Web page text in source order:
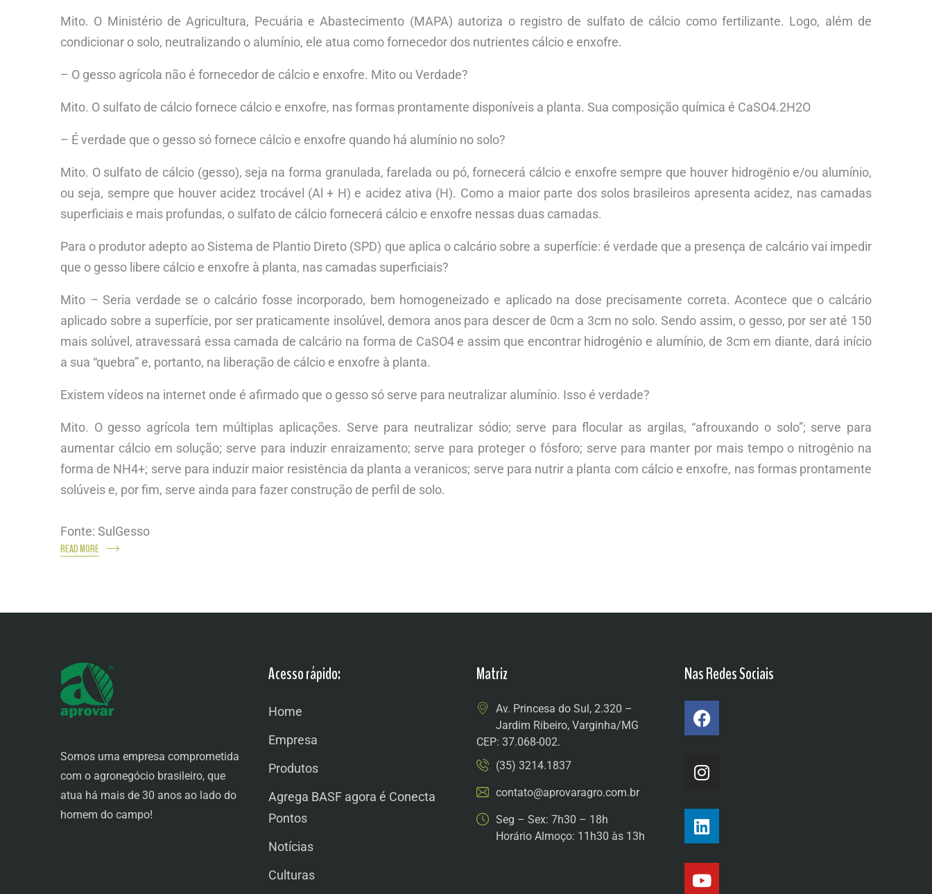
Mito. O Ministério de Agricultura, Pecuária e Abastecimento (MAPA) autoriza o registro de sulfato de cálcio como fertilizante. Logo, além de
condicionar o solo, neutralizando o alumínio, ele atua como fornecedor dos nutrientes cálcio e enxofre.
– O gesso agrícola não é fornecedor de cálcio e enxofre. Mito ou Verdade?
Mito. O sulfato de cálcio fornece cálcio e enxofre, nas formas prontamente disponíveis a planta. Sua composição química é CaSO4.2H2O
– É verdade que o gesso só fornece cálcio e enxofre quando há alumínio no solo?
Mito. O sulfato de cálcio (gesso), seja na forma granulada, farelada ou pó, fornecerá cálcio e enxofre sempre que houver hidrogênio e/ou alumínio,
ou seja, sempre que houver acidez trocável (Al + H) e acidez ativa (H). Como a maior parte dos solos brasileiros apresenta acidez, nas camadas
superficiais e mais profundas, o sulfato de cálcio fornecerá cálcio e enxofre nessas duas camadas.
Para o produtor adepto ao Sistema de Plantio Direto (SPD) que aplica o calcário sobre a superfície: é verdade que a presença de calcário vai impedir
que o gesso libere cálcio e enxofre à planta, nas camadas superficiais?
Mito – Seria verdade se o calcário fosse incorporado, bem homogeneizado e aplicado na dose precisamente correta. Acontece que o calcário
aplicado sobre a superfície, por ser praticamente insolúvel, demora anos para descer de 0cm a 3cm no solo. Sendo assim, o gesso, por ser até 150
mais solúvel, atravessará essa camada de calcário na forma de CaSO4 e assim que encontrar hidrogênio e alumínio, de 3cm em diante, dará início
a sua “quebra” e, portanto, na liberação de cálcio e enxofre à planta.
Existem vídeos na internet onde é afirmado que o gesso só serve para neutralizar alumínio. Isso é verdade?
Mito. O gesso agrícola tem múltiplas aplicações. Serve para neutralizar sódio; serve para flocular as argilas, “afrouxando o solo”; serve para
aumentar cálcio em solução; serve para induzir enraizamento; serve para proteger o fósforo; serve para manter por mais tempo o nitrogênio na
forma de NH4+; serve para induzir maior resistência da planta a veranicos; serve para nutrir a planta com cálcio e enxofre, nas formas prontamente
solúveis e, por fim, serve ainda para fazer construção de perfil de solo.
Fonte: SulGesso
READ MORE
Somos uma empresa comprometida
com o agronegócio brasileiro, que
atua há mais de 30 anos ao lado do
homem do campo!
Acesso rápido:
Home
Empresa
Produtos
Agrega BASF agora é Conecta
Pontos
Notícias
Culturas
Matriz
Av. Princesa do Sul, 2.320 –
Jardim Ribeiro, Varginha/MG
CEP: 37.068-002.
(35) 3214.1837
contato@aprovaragro.com.br
Seg – Sex: 7h30 – 18h
Horário Almoço: 11h30 às 13h
Nas Redes Sociais